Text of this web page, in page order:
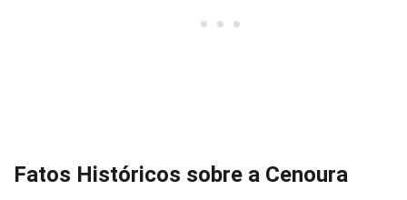
Fatos Históricos sobre a Cenoura